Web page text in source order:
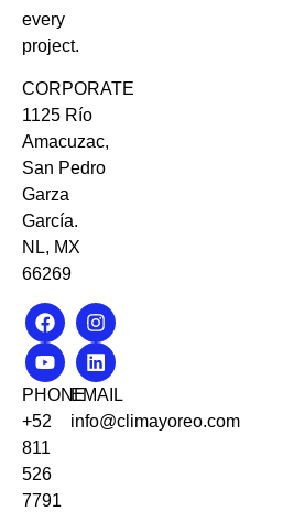
every
project.
CORPORATE
1125 Río
Amacuzac,
San Pedro
Garza
García.
NL, MX
66269
PHONE
+52
811
526
7791
EMAIL
info@climayoreo.com